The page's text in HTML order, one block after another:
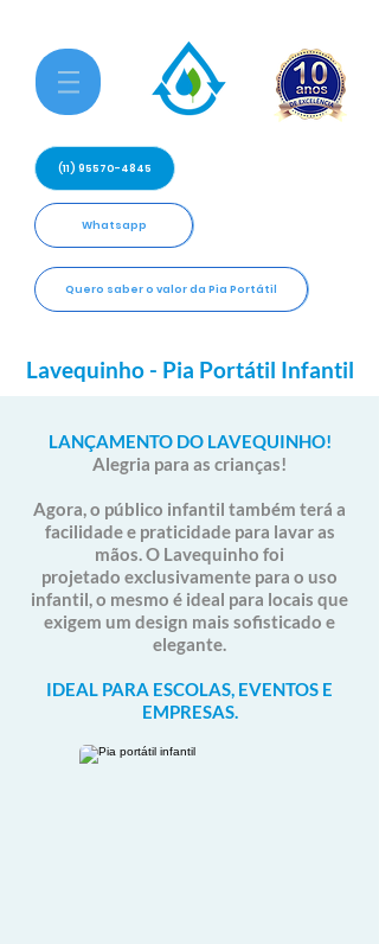
(11) 95570-4845
Whatsapp
Quero saber o valor da Pia Portátil
Lavequinho - Pia Portátil Infantil
LANÇAMENTO DO LAVEQUINHO!
Alegria para as crianças!
Agora, o público infantil também terá a
facilidade e praticidade para lavar as
mãos. O Lavequinho foi
projetado exclusivamente para o uso
infantil, o mesmo é ideal para locais que
exigem um design mais sofisticado e
elegante.
IDEAL PARA ESCOLAS, EVENTOS E
EMPRESAS.